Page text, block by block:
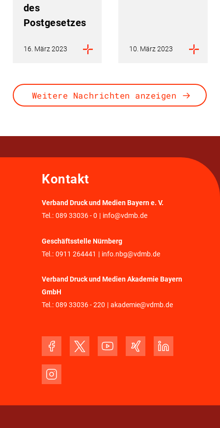
des
Postgesetzes
16. März 2023 10. März 2023
Weitere Nachrichten anzeigen
Kontakt
Verband Druck und Medien Bayern e. V.
Tel.: 089 33036 - 0 | info@vdmb.de
Geschäftsstelle Nürnberg
Tel.: 0911 264441 | info.nbg@vdmb.de
Verband Druck und Medien Akademie Bayern
GmbH
Tel.: 089 33036 - 220 | akademie@vdmb.de